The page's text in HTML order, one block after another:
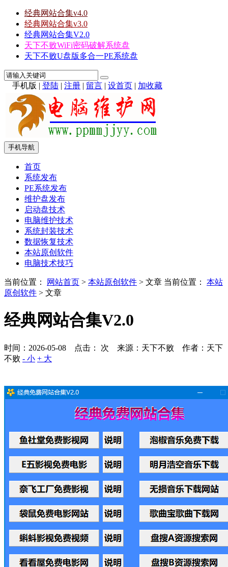
经典网站合集v4.0
经典网站合集v3.0
经典网站合集V2.0
天下不败WiFi密码破解系统盘
天下不败U盘版多合一PE系统盘
手机版 | 登陆 | 注册 | 留言 | 设首页 | 加收藏
手机导航
首页
系统发布
PE系统发布
维护盘发布
启动盘技术
电脑维护技术
系统封装技术
数据恢复技术
本站原创软件
电脑技术技巧
当前位置： 网站首页 > 本站原创软件 > 文章 当前位置： 本站
原创软件 > 文章
经典网站合集V2.0
时间：2026-05-08 点击： 次 来源：天下不败 作者：天下
不败 - 小 + 大